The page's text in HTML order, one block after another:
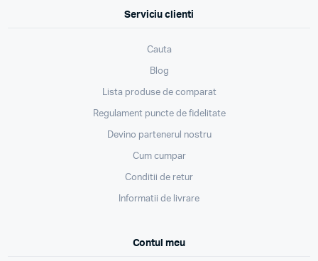
Serviciu clienti
Cauta
Blog
Lista produse de comparat
Regulament puncte de fidelitate
Devino partenerul nostru
Cum cumpar
Conditii de retur
Informatii de livrare
Contul meu